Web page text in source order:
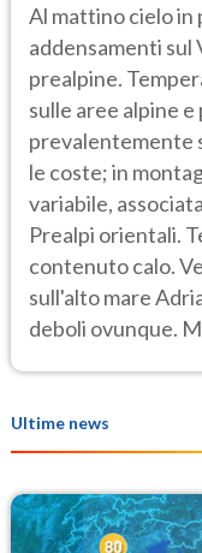
Al mattino cielo in
addensamenti sul
prealpine.
sulle aree alpine
prevalentemente
le coste; in
variabile,
Prealpi orientali.
contenuto calo.
sull'alto mare
deboli ovunque.
Ultime news